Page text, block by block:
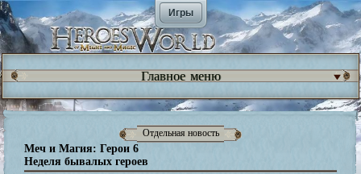
Игры
Главное меню
Отдельная новость
Меч и Магия: Герои 6
Неделя бывалых героев